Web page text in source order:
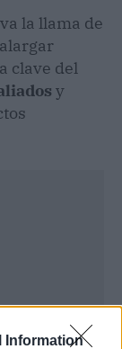
Information
la llama de
clave del
y